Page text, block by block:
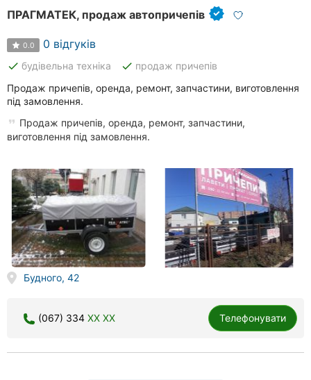
ПРАГМАТЕК, продаж автопричепів
0.0 0 відгуків
done будівельна техніка done продаж причепів
Продаж причепів, оренда, ремонт, запчастини, виготовлення
під замовлення.
Продаж причепів, оренда, ремонт, запчастини,
виготовлення під замовлення.
Будного, 42
(067) 334 XX XX Телефонувати